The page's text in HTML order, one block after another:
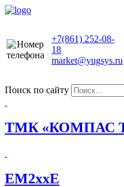
+7(861) 252-08-
18
market@yugsys.ru
Поиск по сайту
ТМК «КОМПАС
EM2xxE